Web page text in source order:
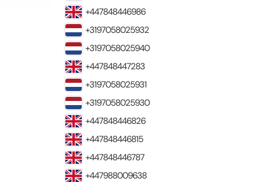
+447848446986
+3197058025932
+3197058025940
+447848447283
+3197058025931
+3197058025930
+447848446826
+447848446815
+447848446787
+447988009638